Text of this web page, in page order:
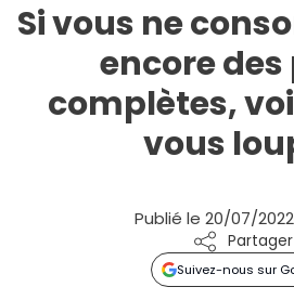
Si vous ne
encore
complètes,
vous
Publié le 20/07/
Partager
Suivez-nous sur